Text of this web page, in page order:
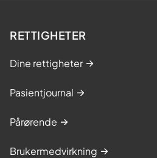
RETTIGHETER
Dine rettigheter
Pasientjournal
Pårørende
Brukermedvirkning